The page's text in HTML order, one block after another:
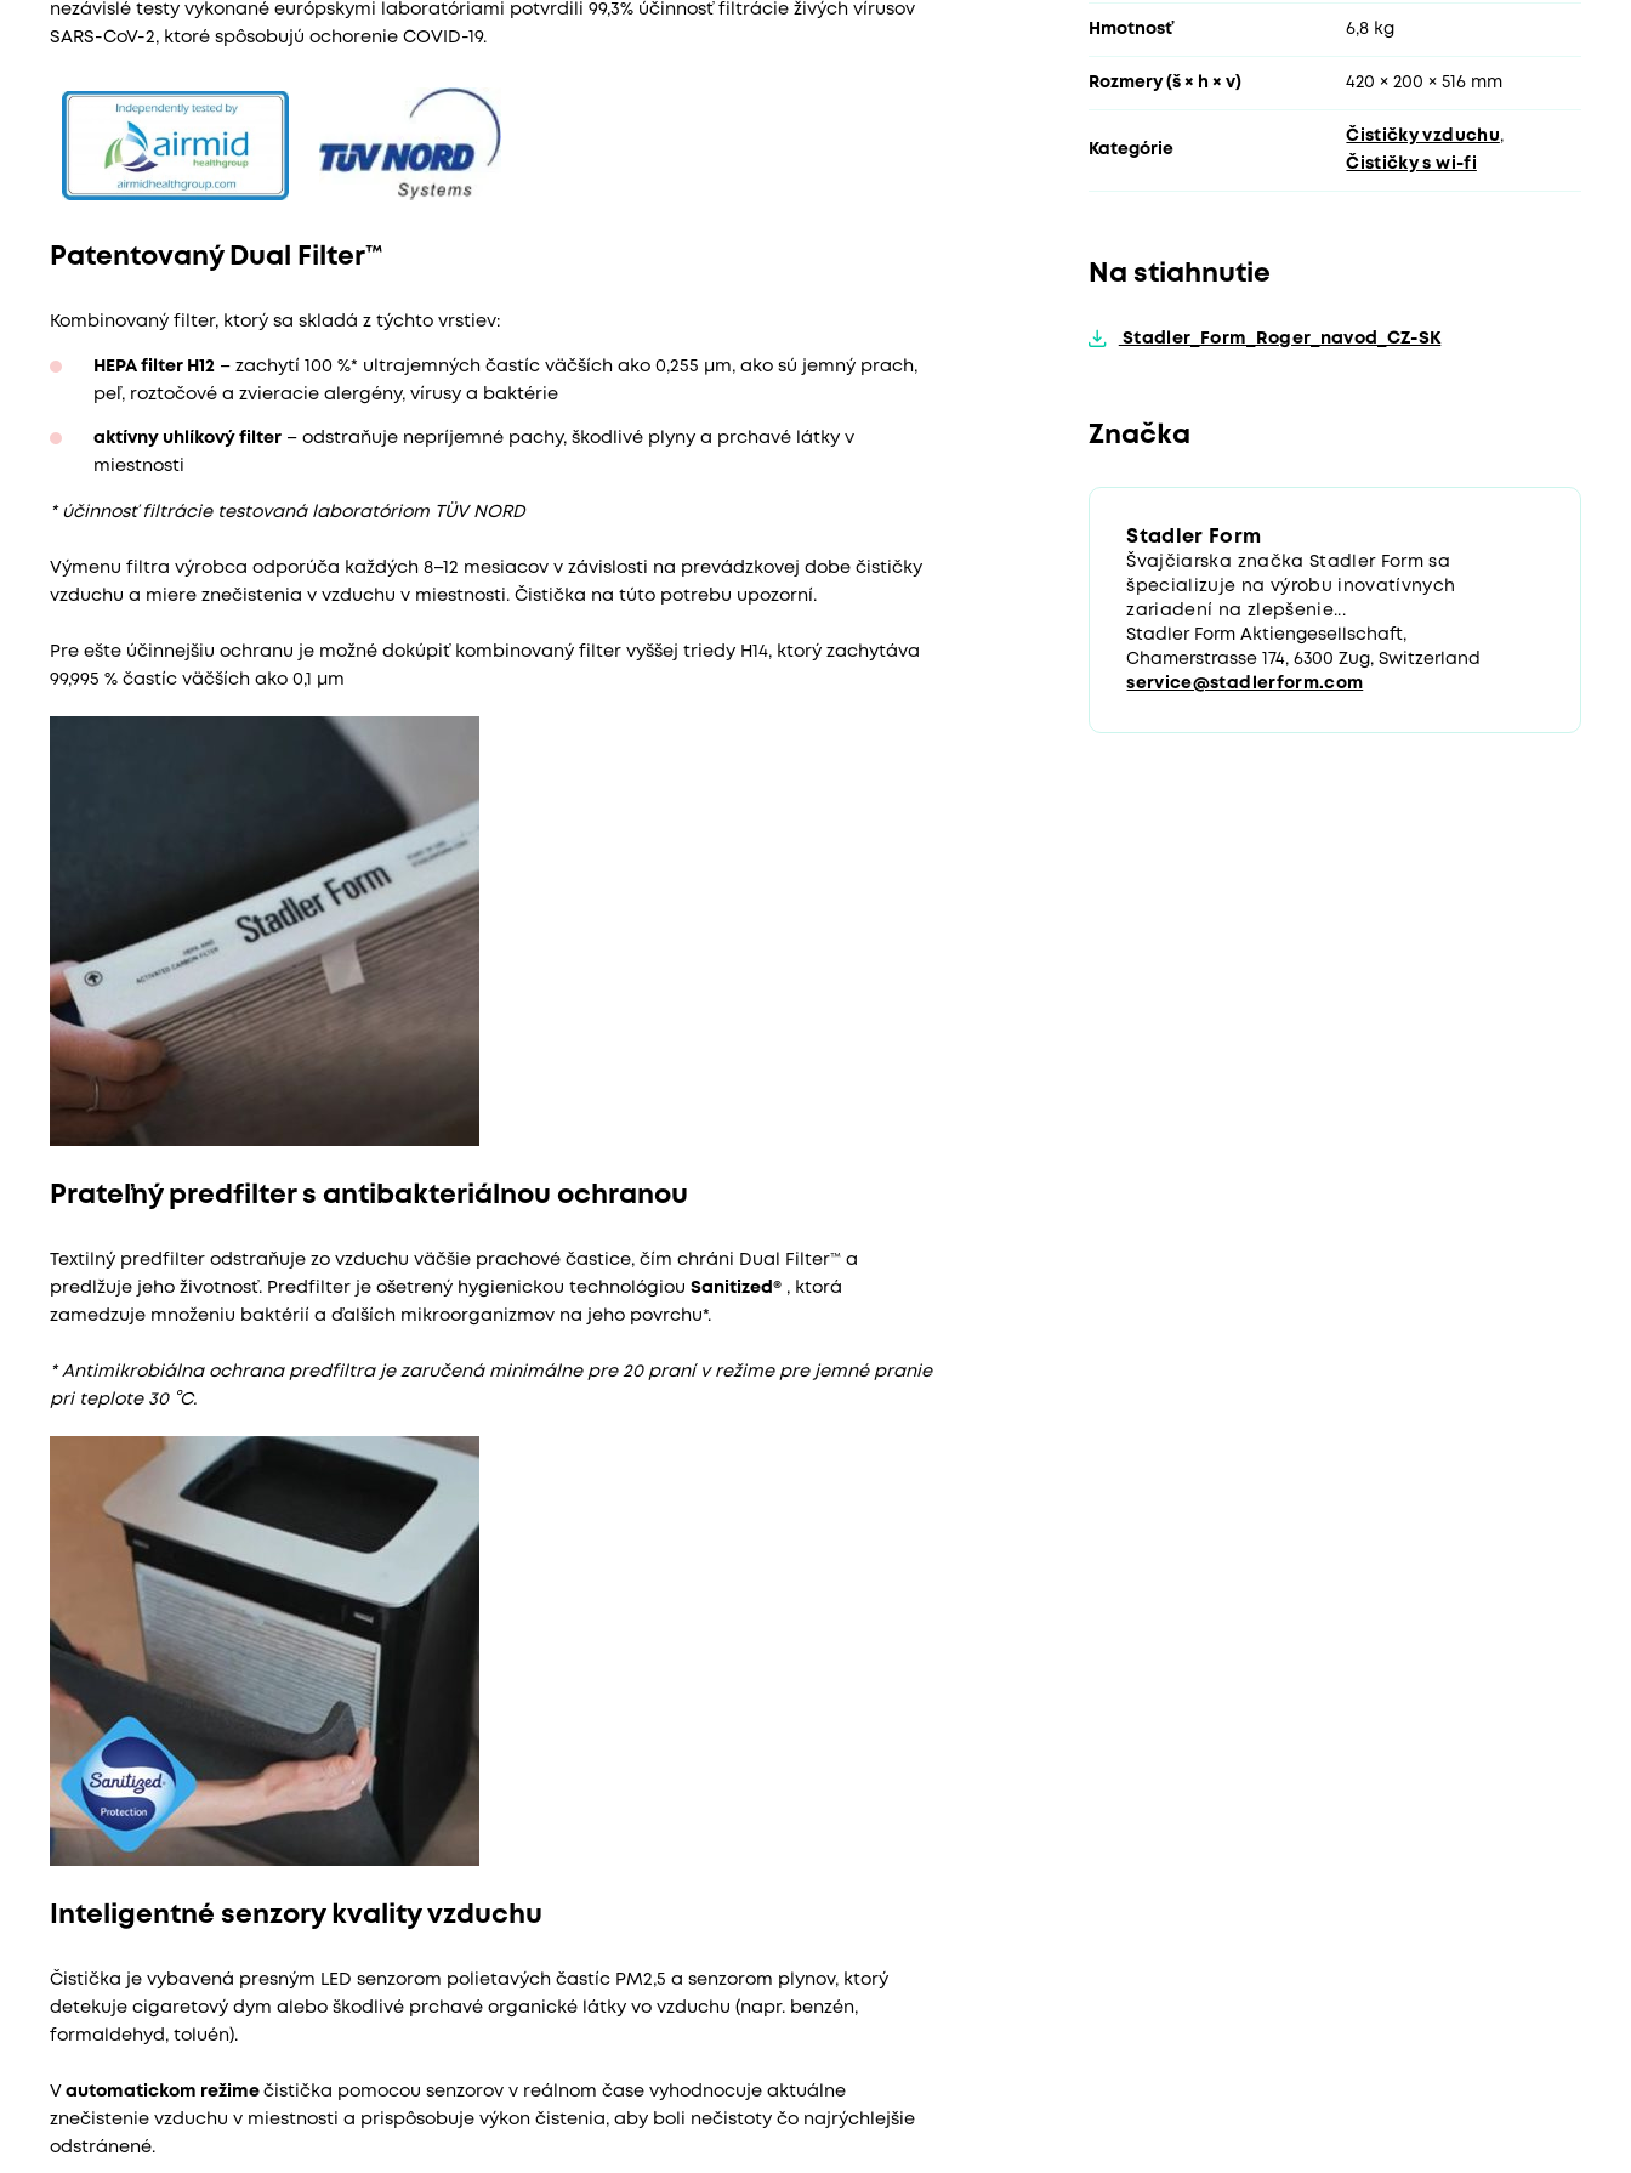
nezávislé testy vykonané európskymi laboratóriami potvrdili 99,3% účinnosť filtrácie živých vírusov
SARS-CoV-2, ktoré spôsobujú ochorenie COVID-19.
Patentovaný Dual Filter™
Kombinovaný filter, ktorý sa skladá z týchto vrstiev:
HEPA filter H12– zachytí 100 %* ultrajemných častíc väčších ako 0,255 μm, ako sú jemný prach,
peľ, roztočové a zvieracie alergény, vírusy a baktérie
aktívny uhlíkový filter– odstraňuje nepríjemné pachy, škodlivé plyny a prchavé látky v
miestnosti
* účinnosť filtrácie testovaná laboratóriom TÜV NORD
Výmenu filtra výrobca odporúča každých 8–12 mesiacov v závislosti na prevádzkovej dobe čističky
vzduchu a miere znečistenia v vzduchu v miestnosti. Čistička na túto potrebu upozorní.
Pre ešte účinnejšiu ochranu je možné dokúpiť kombinovaný filter vyššej triedy H14, ktorý zachytáva
99,995 % častíc väčších ako 0,1 μm
Prateľný predfilter s antibakteriálnou ochranou
Textilný predfilter odstraňuje zo vzduchu väčšie prachové častice, čím chráni Dual Filter™ a
predlžuje jeho životnosť. Predfilter je ošetrený hygienickou technológiou Sanitized®, ktorá
zamedzuje množeniu baktérií a ďalších mikroorganizmov na jeho povrchu*.
* Antimikrobiálna ochrana predfiltra je zaručená minimálne pre 20 praní v režime pre jemné pranie
pri teplote 30 °C.
Inteligentné senzory kvality vzduchu
Čistička je vybavená presným LED senzorom polietavých častíc PM2,5 a senzorom plynov, ktorý
detekuje cigaretový dym alebo škodlivé prchavé organické látky vo vzduchu (napr. benzén,
formaldehyd, toluén).
V automatickom režime čistička pomocou senzorov v reálnom čase vyhodnocuje aktuálne
znečistenie vzduchu v miestnosti a prispôsobuje výkon čistenia, aby boli nečistoty čo najrýchlejšie
odstránené.
Hmotnosť 6,8 kg
Rozmery (š × h × v) 420 × 200 × 516 mm
Kategórie
Čističky vzduchu,
Čističky s wi-fi
Na stiahnutie
Stadler_Form_Roger_navod_CZ-SK
Značka
Stadler Form
Švajčiarska značka Stadler Form sa
špecializuje na výrobu inovatívnych
zariadení na zlepšenie...
Stadler Form Aktiengesellschaft,
Chamerstrasse 174, 6300 Zug, Switzerland
service@stadlerform.com